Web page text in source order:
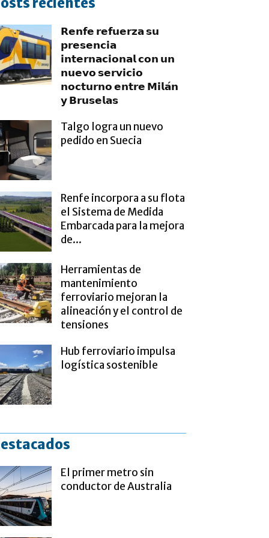
𝗥𝗲𝗻𝗳𝗲 𝗿𝗲𝗳𝘂𝗲𝗿𝘇𝗮 𝘀𝘂
𝗽𝗿𝗲𝘀𝗲𝗻𝗰𝗶𝗮
𝗶𝗻𝘁𝗲𝗿𝗻𝗮𝗰𝗶𝗼𝗻𝗮𝗹 𝗰𝗼𝗻 𝘂𝗻
𝗻𝘂𝗲𝘃𝗼 𝘀𝗲𝗿𝘃𝗶𝗰𝗶𝗼
𝗻𝗼𝗰𝘁𝘂𝗿𝗻𝗼 𝗲𝗻𝘁𝗿𝗲 𝗠𝗶𝗹𝗮́𝗻
𝘆 𝗕𝗿𝘂𝘀𝗲𝗹𝗮𝘀
Talgo logra un nuevo
pedido en Suecia
Renfe incorpora a su flota
el Sistema de Medida
Embarcada para la mejora
de...
Herramientas de
mantenimiento
ferroviario mejoran la
alineación y el control de
tensiones
Hub ferroviario impulsa
logística sostenible
El primer metro sin
conductor de Australia